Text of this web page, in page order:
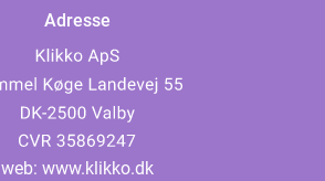
Adresse
web: www.klikko.dk